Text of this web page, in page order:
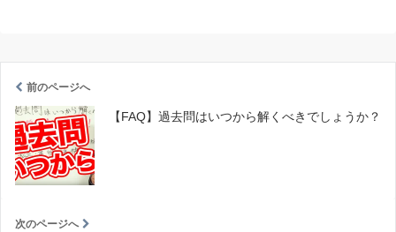
前のページへ
【FAQ】過去問はいつから解くべきでしょうか？
次のページへ